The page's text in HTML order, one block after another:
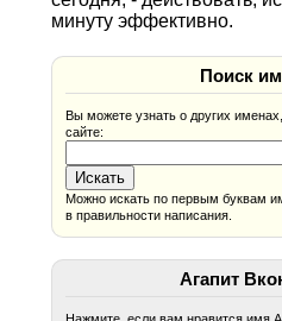
минуту эффективно.
Поиск
Вы можете узнать о других
сайте:
Можно искать по первым буквам
в правильности написания.
Агапит